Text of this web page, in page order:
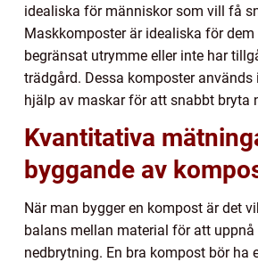
idealiska för människor som vill få
Maskkomposter är idealiska för
begränsat utrymme eller inte har
trädgård. Dessa komposter
hjälp av maskar för att snabbt bryta
Kvantitativa
byggande av
När man bygger en kompost är det
balans mellan material för att
nedbrytning. En bra kompost bör ha